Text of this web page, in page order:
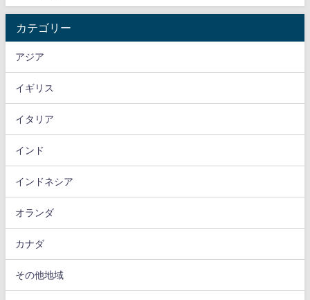
カテゴリー
アジア
イギリス
イタリア
インド
インドネシア
オランダ
カナダ
その他地域